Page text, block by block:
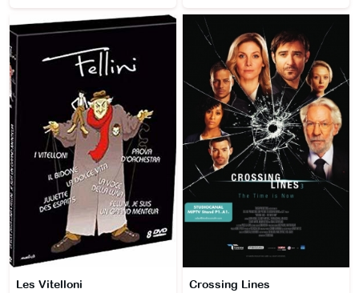
Les Vitelloni Crossing Lines